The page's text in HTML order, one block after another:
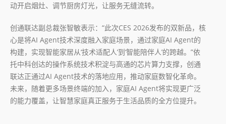
动开启烟灶、调节厨房灯光，让服务无缝流转。
创通联达副总裁张智敏表示：“此次CES 2026发布的双新品，核
心是将AI Agent技术深度融入家庭场景，通过家庭AI Agent的
构建，实现智能家居从‘技术适配人’到‘智能陪伴人’的跨越。”依
托中科创达的操作系统技术积淀与高通的芯片算力支撑，创通
联达正通过AI Agent技术的落地应用，推动家庭数智化革命。
未来，随着更多场景终端的加入，家庭AI Agent将实现更广泛
的能力覆盖，让智慧家庭真正服务于生活品质的全方位提升。